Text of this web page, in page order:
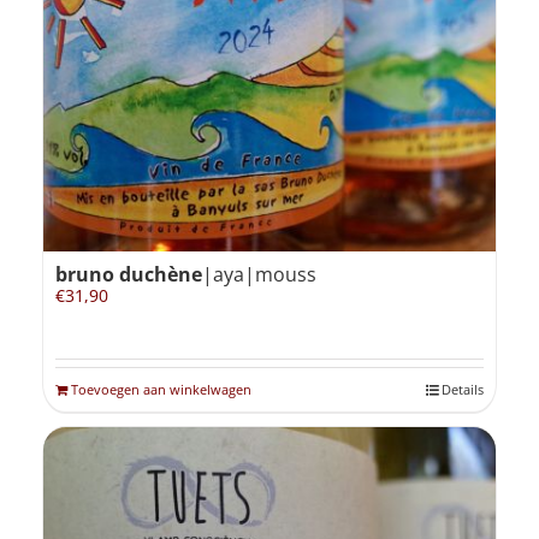
bruno duchène|aya|mouss
€31,90
Toevoegen aan winkelwagen Details